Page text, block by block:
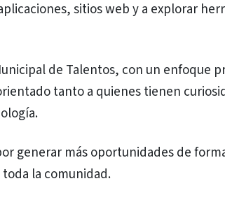
sitios web y a explorar
de Talentos, con un enfoque
tanto a quienes tienen
generar más oportunidades de
la comunidad.